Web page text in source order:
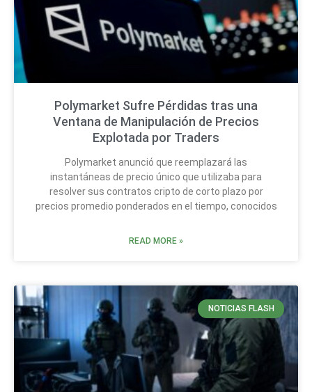
Polymarket Sufre Pérdidas tras una
Ventana de Manipulación de Precios
Explotada por Traders
Polymarket anunció que reemplazará las
instantáneas de precio único que utilizaba para
resolver sus contratos cripto de corto plazo por
precios promedio ponderados en el tiempo, conocidos
READ MORE »
NOTICIAS FLASH